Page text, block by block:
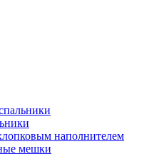
наполнителем
мешки